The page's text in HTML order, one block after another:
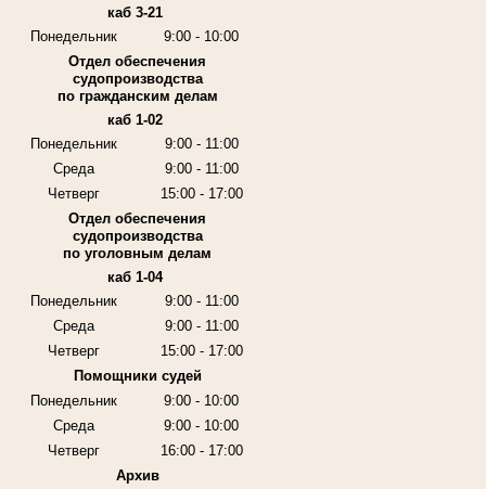
каб 3-21
Понедельник
9:00 - 10:00
Отдел обеспечения
судопроизводства
по гражданским делам
каб 1-02
Понедельник
9:00 - 11:00
Среда
9:00 - 11:00
Четверг
15:00 - 17:00
Отдел обеспечения
судопроизводства
по уголовным делам
каб 1-04
Понедельник
9:00 - 11:00
Среда
9:00 - 11:00
Четверг
15:00 - 17:00
Помощники судей
Понедельник
9:00 - 10:00
Среда
9:00 - 10:00
Четверг
16:00 - 17:00
Архив